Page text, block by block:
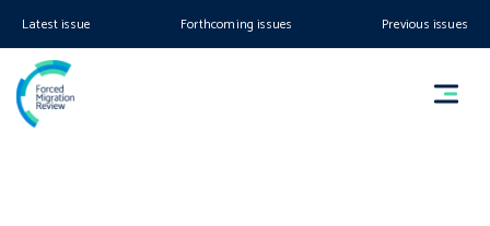
Latest issue Forthcoming issues Previous issues